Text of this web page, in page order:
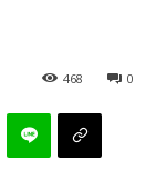
0
468